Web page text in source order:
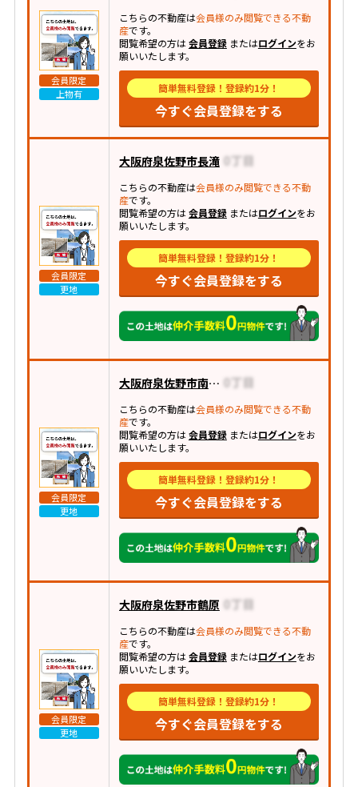
会員限定
上物有
こちらの不動産は会員様のみ閲覧できる不動
産です。
閲覧希望の方は会員登録またはログインをお
願いいたします。
簡単無料登録！登録約1分！
今すぐ会員登録をする
会員限定
更地
大阪府泉佐野市長滝
こちらの不動産は会員様のみ閲覧できる不動
産です。
閲覧希望の方は会員登録またはログインをお
願いいたします。
簡単無料登録！登録約1分！
今すぐ会員登録をする
会員限定
更地
大阪府泉佐野市南中安松
こちらの不動産は会員様のみ閲覧できる不動
産です。
閲覧希望の方は会員登録またはログインをお
願いいたします。
簡単無料登録！登録約1分！
今すぐ会員登録をする
会員限定
更地
大阪府泉佐野市鶴原
こちらの不動産は会員様のみ閲覧できる不動
産です。
閲覧希望の方は会員登録またはログインをお
願いいたします。
簡単無料登録！登録約1分！
今すぐ会員登録をする